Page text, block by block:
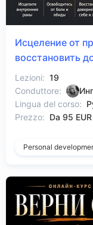
Исцеление от
восстановить
Lezioni: 19
Conduttore:
Lingua del corso:
Prezzo: Da 95 EUR
Personal